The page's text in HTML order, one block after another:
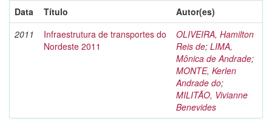
Data
Título
Autor(es)
2011
Infraestrutura de transportes do
Nordeste 2011
OLIVEIRA, Hamilton
Reis de; LIMA,
Mônica de Andrade;
MONTE, Kerlen
Andrade do;
MILITÃO, Vivianne
Benevides